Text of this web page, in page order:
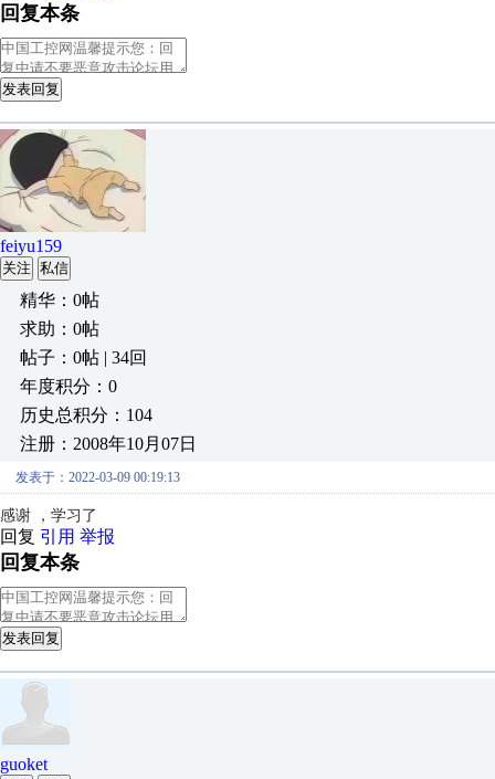
回复本条
发表回复
feiyu159
关注 私信
精华：0帖
求助：0帖
帖子：0帖 | 34回
年度积分：0
历史总积分：104
注册：2008年10月07日
发表于：2022-03-09 00:19:13
感谢 ，学习了
回复 引用 举报
回复本条
发表回复
guoket